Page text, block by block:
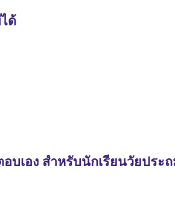
ด้
บเอง สำหรับนักเรียนวัยประ